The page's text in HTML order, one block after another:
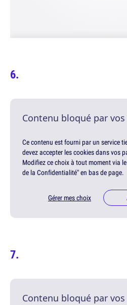
Contenu bloqué par
Ce contenu est fourni par un service
devez accepter les cookies dans vos
Modifiez ce choix à tout moment via
de la Confidentialité" en bas de page.
Gérer mes choix
Contenu bloqué par